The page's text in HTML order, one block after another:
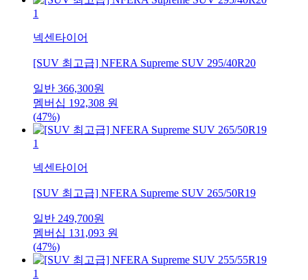
1
넥센타이어
[SUV 최고급] NFERA Supreme SUV 295/40R20
일반 366,300원
멤버십 192,308 원
(47%)
1
넥센타이어
[SUV 최고급] NFERA Supreme SUV 265/50R19
일반 249,700원
멤버십 131,093 원
(47%)
1